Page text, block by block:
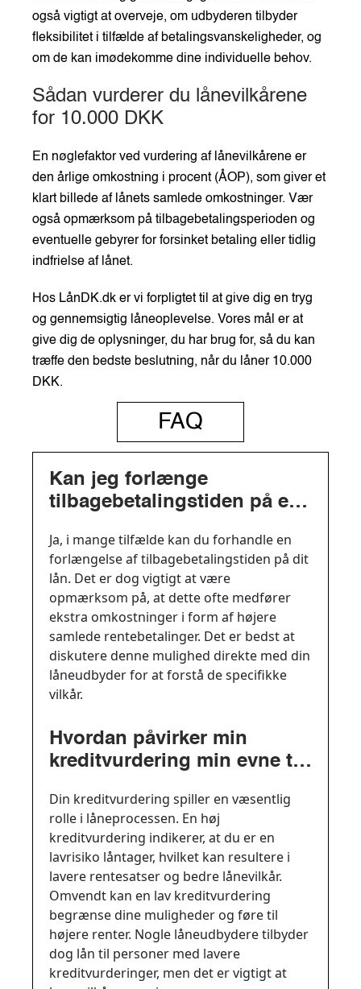
også vigtigt at overveje, om udbyderen tilbyder
fleksibilitet i tilfælde af betalingsvanskeligheder, og
om de kan imødekomme dine individuelle behov.
Sådan vurderer du lånevilkårene
for 10.000 DKK
En nøglefaktor ved vurdering af lånevilkårene er
den årlige omkostning i procent (ÅOP), som giver et
klart billede af lånets samlede omkostninger. Vær
også opmærksom på tilbagebetalingsperioden og
eventuelle gebyrer for forsinket betaling eller tidlig
indfrielse af lånet.
Hos LånDK.dk er vi forpligtet til at give dig en tryg
og gennemsigtig låneoplevelse. Vores mål er at
give dig de oplysninger, du har brug for, så du kan
træffe den bedste beslutning, når du låner 10.000
DKK.
FAQ
Kan jeg forlænge
tilbagebetalingstiden på et
Ja, i mange tilfælde kan du forhandle en
forlængelse af tilbagebetalingstiden på dit
lån. Det er dog vigtigt at være
opmærksom på, at dette ofte medfører
ekstra omkostninger i form af højere
samlede rentebetalinger. Det er bedst at
diskutere denne mulighed direkte med din
låneudbyder for at forstå de specifikke
vilkår.
Hvordan påvirker min
kreditvurdering min evne til
Din kreditvurdering spiller en væsentlig
rolle i låneprocessen. En høj
kreditvurdering indikerer, at du er en
lavrisiko låntager, hvilket kan resultere i
lavere rentesatser og bedre lånevilkår.
Omvendt kan en lav kreditvurdering
begrænse dine muligheder og føre til
højere renter. Nogle låneudbydere tilbyder
dog lån til personer med lavere
kreditvurderinger, men det er vigtigt at